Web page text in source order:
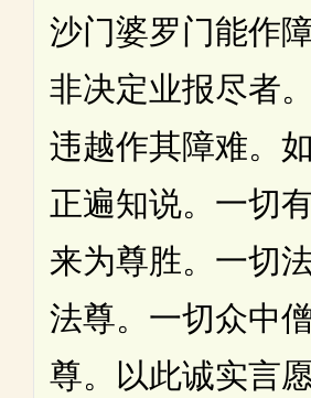
沙门婆罗门能作
非决定业报尽者
违越作其障难。
正遍知说。一切
来为尊胜。一切
法尊。一切众中
尊。以此诚实言